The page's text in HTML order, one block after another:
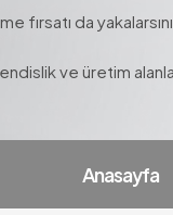
fırsatı da
ve üretim
Anasayfa